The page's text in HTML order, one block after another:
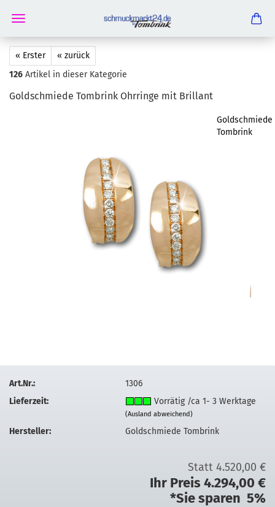
« Erster
« zurück
126 Artikel in dieser Kategorie
Gold­schmie­de Tom­brink Ohr­rin­ge mit Bril­lant
Goldschmiede
Tombrink
Art.Nr.:
1306
Lieferzeit:
Vorrätig /ca 1- 3 Werktage
(Ausland abweichend)
Hersteller: Goldschmiede Tombrink
Statt 4.520,00 €
Ihr Preis 4.294,00 €
*Sie sparen 5%